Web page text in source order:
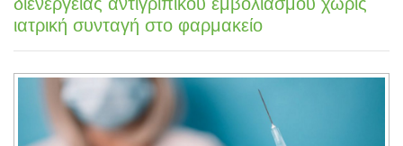
ιατρική συνταγή στο φαρμακείο